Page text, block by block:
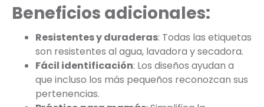
Beneficios adicionales:
Resistentes y duraderas: Todas las etiquetas
son resistentes al agua, lavadora y secadora.
Fácil identificación: Los diseños ayudan a
que incluso los más pequeños reconozcan sus
pertenencias.